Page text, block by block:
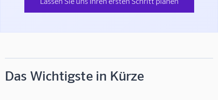
Das Wichtigste in Kürze